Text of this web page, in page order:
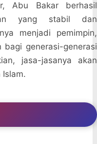
Abu Bakar berhasil
yang stabil dan
menjadi pemimpin,
generasi-generasi
jasa-jasanya akan